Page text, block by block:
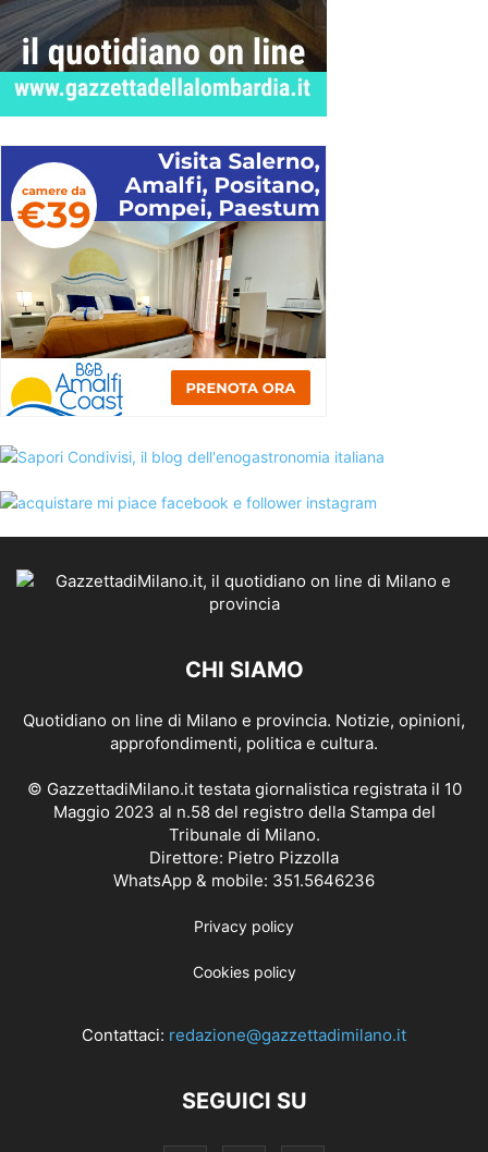
CHI SIAMO
Quotidiano on line di Milano e provincia. Notizie, opinioni,
approfondimenti, politica e cultura.
© GazzettadiMilano.it testata giornalistica registrata il 10
Maggio 2023 al n.58 del registro della Stampa del
Tribunale di Milano.
Direttore: Pietro Pizzolla
WhatsApp & mobile: 351.5646236
Privacy policy
Cookies policy
Contattaci: redazione@gazzettadimilano.it
SEGUICI SU